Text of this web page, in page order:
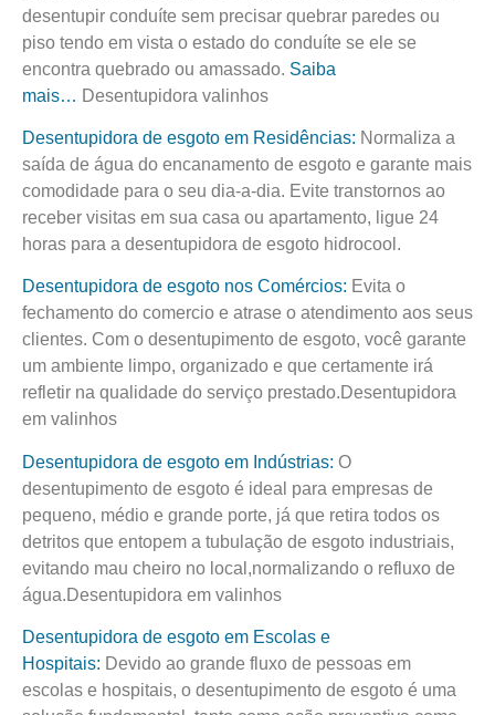
desentupir conduíte sem precisar quebrar paredes ou
piso tendo em vista o estado do conduíte se ele se
encontra quebrado ou amassado. Saiba
mais… Desentupidora valinhos
Desentupidora de esgoto em Residências: Normaliza a
saída de água do encanamento de esgoto e garante mais
comodidade para o seu dia-a-dia. Evite transtornos ao
receber visitas em sua casa ou apartamento, ligue 24
horas para a desentupidora de esgoto hidrocool.
Desentupidora de esgoto nos Comércios: Evita o
fechamento do comercio e atrase o atendimento aos seus
clientes. Com o desentupimento de esgoto, você garante
um ambiente limpo, organizado e que certamente irá
refletir na qualidade do serviço prestado.Desentupidora
em valinhos
Desentupidora de esgoto em Indústrias: O
desentupimento de esgoto é ideal para empresas de
pequeno, médio e grande porte, já que retira todos os
detritos que entopem a tubulação de esgoto industriais,
evitando mau cheiro no local,normalizando o refluxo de
água.Desentupidora em valinhos
Desentupidora de esgoto em Escolas e
Hospitais: Devido ao grande fluxo de pessoas em
escolas e hospitais, o desentupimento de esgoto é uma